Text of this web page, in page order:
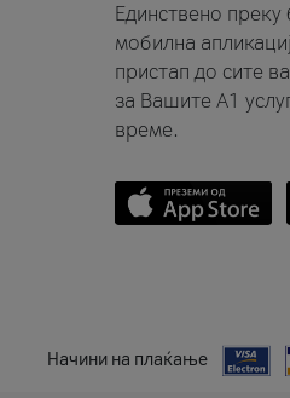
Единствено преку
мобилна
пристап до сите
за Вашите A1
време.
Начини на плаќање